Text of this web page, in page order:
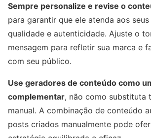
Sempre personalize e revise o
para garantir que ele atenda aos
qualidade e autenticidade. Ajuste o
mensagem para refletir sua marca e
com seu público.
Use geradores de conteúdo como
complementar, não como substituta
manual. A combinação de conteúdo
posts criados manualmente pode